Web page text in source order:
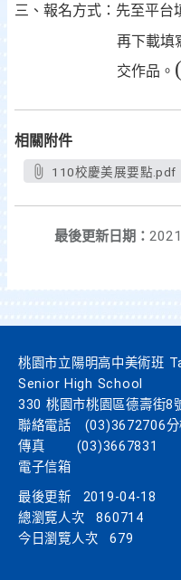
三、報名方式：先至平台
再下載填
交作品。
相關附件
110校慶美展要點.pdf
最後更新日期：
桃園市立陽明高中美術班
Senior High School
330 桃園市桃園區德壽街8
聯絡電話
(03)3672706
傳真
(03)3667831
電子信箱
最後更新
2019-04-18
總瀏覽人次
860714
今日瀏覽人次
679